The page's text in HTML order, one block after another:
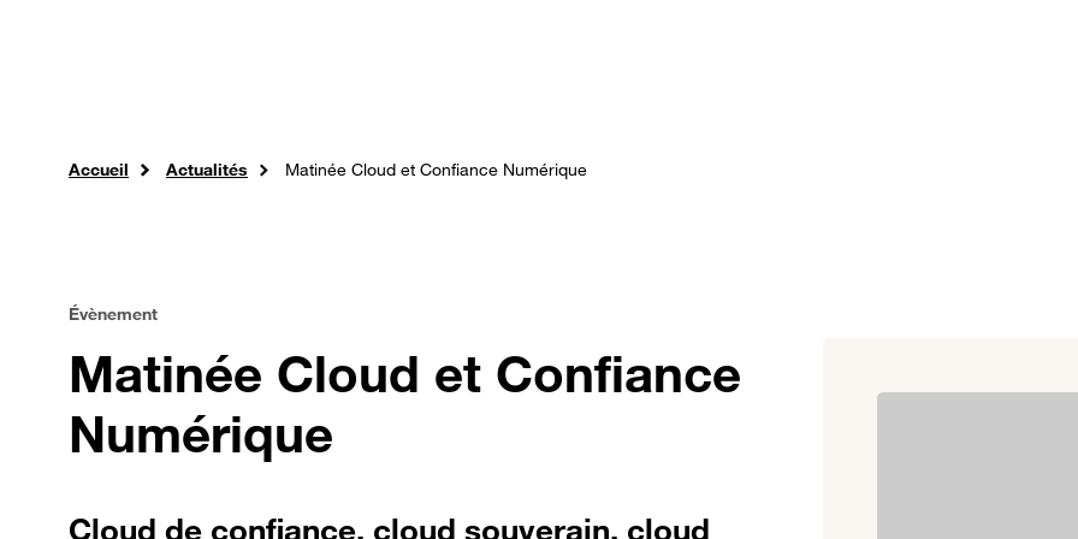
Accueil Actualités Matinée Cloud et Confiance Numérique
Évènement
Matinée Cloud et Confiance
Numérique
Cloud de confiance, cloud souverain, cloud